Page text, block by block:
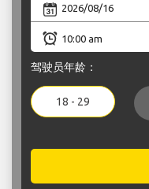
驾驶员年龄：
18 - 29